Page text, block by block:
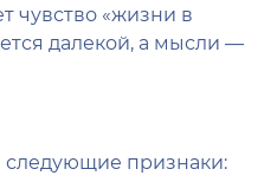
чувство «жизни в
далекой, а мысли —
признаки: